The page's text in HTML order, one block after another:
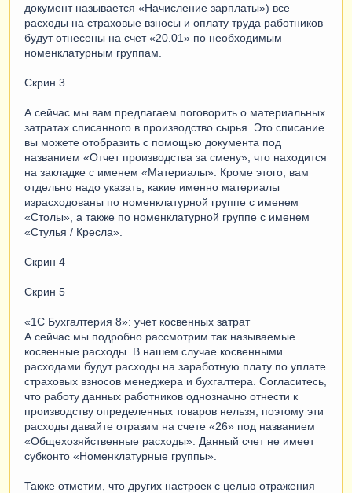
документ называется «Начисление зарплаты») все
расходы на страховые взносы и оплату труда работников
будут отнесены на счет «20.01» по необходимым
номенклатурным группам.
Скрин 3
А сейчас мы вам предлагаем поговорить о материальных
затратах списанного в производство сырья. Это списание
вы можете отобразить с помощью документа под
названием «Отчет производства за смену», что находится
на закладке с именем «Материалы». Кроме этого, вам
отдельно надо указать, какие именно материалы
израсходованы по номенклатурной группе с именем
«Столы», а также по номенклатурной группе с именем
«Стулья / Кресла».
Скрин 4
Скрин 5
«1С Бухгалтерия 8»: учет косвенных затрат
А сейчас мы подробно рассмотрим так называемые
косвенные расходы. В нашем случае косвенными
расходами будут расходы на заработную плату по уплате
страховых взносов менеджера и бухгалтера. Согласитесь,
что работу данных работников однозначно отнести к
производству определенных товаров нельзя, поэтому эти
расходы давайте отразим на счете «26» под названием
«Общехозяйственные расходы». Данный счет не имеет
субконто «Номенклатурные группы».
Также отметим, что других настроек с целью отражения